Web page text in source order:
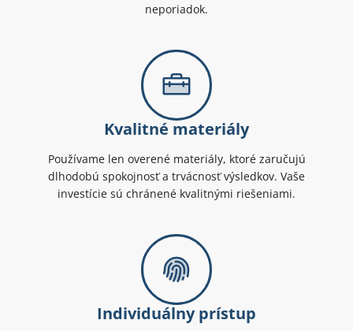
neporiadok.
Kvalitné materiály
Používame len overené materiály, ktoré zaručujú
dlhodobú spokojnosť a trvácnosť výsledkov. Vaše
investície sú chránené kvalitnými riešeniami.
Individuálny prístup